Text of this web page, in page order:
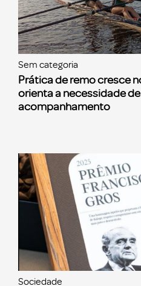
Sem categoria
Prática de remo cresce
orienta a necessidade
acompanhamento
Sociedade